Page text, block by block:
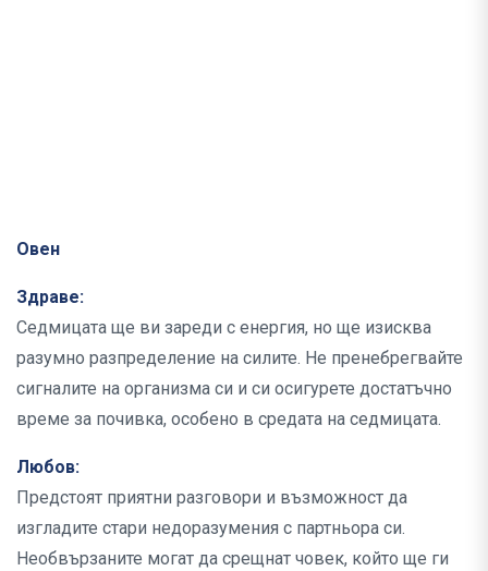
Овен
Здраве:
Седмицата ще ви зареди с енергия, но ще изисква
разумно разпределение на силите. Не пренебрегвайте
сигналите на организма си и си осигурете достатъчно
време за почивка, особено в средата на седмицата.
Любов:
Предстоят приятни разговори и възможност да
изгладите стари недоразумения с партньора си.
Необвързаните могат да срещнат човек, който ще ги